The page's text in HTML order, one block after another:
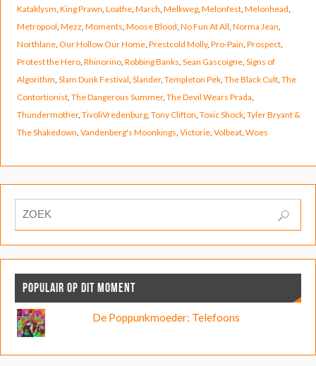
Kataklysm King Prawn Loathe, March Melkweg, Melonfest, Melonhead
Metropool Mezz Moments Moose Blood No Fun At All Norma Jean
Northlane, Our Hollow Our Home, Prestcold Molly, Pro-Pain Prospect,
Protest the Hero, Rhinorino, Robbing Banks Sean Gascoigne, Signs of
Algorithm Slam Dunk Festival Slander, Templeton Pek, The Black Cult, The
Contortionist, The Dangerous Summer, The Devil Wears Prada
Thundermother, TivoliVredenburg, Tony Clifton Toxic Shock, Tyler Bryant &
The Shakedown Vandenberg's Moonkings Victorie, Volbeat, Woes
POPULAIR OP DIT MOMENT
De Poppunkmoeder: Telefoons